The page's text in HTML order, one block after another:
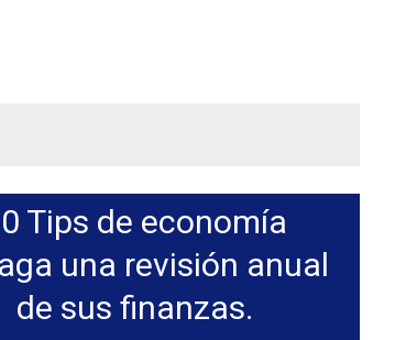
Tips de economía
una revisión anual
de sus finanzas.